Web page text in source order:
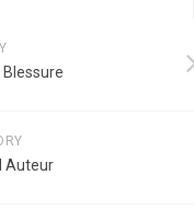
Auteur